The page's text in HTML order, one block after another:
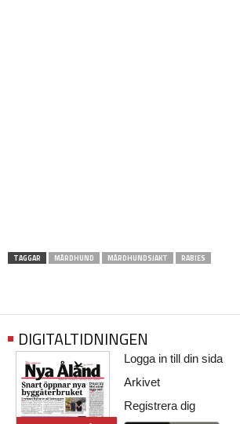
TAGGAR MÅRDHUND MÅRDHUNDSJAKT RABIES
DIGITALTIDNINGEN
Logga in till din sida
Arkivet
Registrera dig